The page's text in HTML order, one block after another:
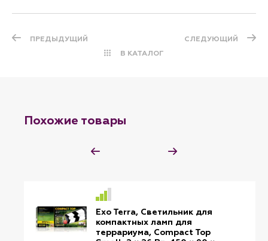
ПРЕДЫДУЩИЙ
В КАТАЛОГ
СЛЕДУЮЩИЙ
Похожие товары
Exo Terra, Светильник для
компактных ламп для
террариума, Compact Top